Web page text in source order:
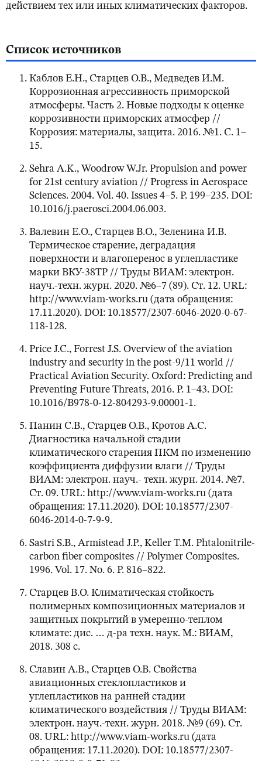
действием тех или иных климатических факторов.
Список источников
Каблов Е.Н., Старцев О.В., Медведев И.М.
Коррозионная агрессивность приморской
атмосферы. Часть 2. Новые подходы к оценке
коррозивности приморских атмосфер //
Коррозия: материалы, защита. 2016. №1. С. 1–
15.
Sehra A.K., Woodrow W.Jr. Propulsion and power
for 21st century aviation // Progress in Aerospace
Sciences. 2004. Vol. 40. Issues 4–5. P. 199–235. DOI:
10.1016/j.paerosci.2004.06.003.
Валевин Е.О., Старцев В.О., Зеленина И.В.
Термическое старение, деградация
поверхности и влагоперенос в углепластике
марки ВКУ-38ТР // Труды ВИАМ: электрон.
науч.-техн. журн. 2020. №6–7 (89). Ст. 12. URL:
http://www.viam-works.ru (дата обращения:
17.11.2020). DOI: 10.18577/2307-6046-2020-0-67-
118-128.
Price J.C., Forrest J.S. Overview of the aviation
industry and security in the post-9/11 world //
Practical Aviation Security. Oxford: Predicting and
Preventing Future Threats, 2016. P. 1–43. DOI:
10.1016/B978-0-12-804293-9.00001-1.
Панин С.В., Старцев О.В., Кротов А.С.
Диагностика начальной стадии
климатического старения ПКМ по изменению
коэффициента диффузии влаги // Труды
ВИАМ: электрон. науч.- техн. журн. 2014. №7.
Ст. 09. URL: http://www.viam-works.ru (дата
обращения: 17.11.2020). DOI: 10.18577/2307-
6046-2014-0-7-9-9.
Sastri S.B., Armistead J.P., Keller T.M. Phtalonitrile-
carbon fiber composites // Polymer Composites.
1996. Vol. 17. No. 6. Р. 816–822.
Старцев В.О. Климатическая стойкость
полимерных композиционных материалов и
защитных покрытий в умеренно-теплом
климате: дис. … д-ра техн. наук. М.: ВИАМ,
2018. 308 с.
Славин А.В., Старцев О.В. Свойства
авиационных стеклопластиков и
углепластиков на ранней стадии
климатического воздействия // Труды ВИАМ:
электрон. науч.-техн. журн. 2018. №9 (69). Ст.
08. URL: http://www.viam-works.ru (дата
обращения: 17.11.2020). DOI: 10.18577/2307-